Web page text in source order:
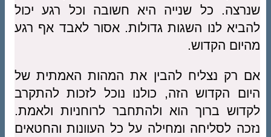
שנרצה. כל שנייה היא חשובה וכל רגע יכול
להביא לנו השגות גדולות. אסור לאבד אף רגע
מהיום הקדוש.
אם רק נצליח להבין את המהות האמתית של
היום הקדוש הזה, כולנו נוכל לזכות להתקרב
לקדוש ברוך הוא ולהתחבר לרוחניות ולאמת.
נזכה לסליחה ומחילה על כל העוונות והחטאים